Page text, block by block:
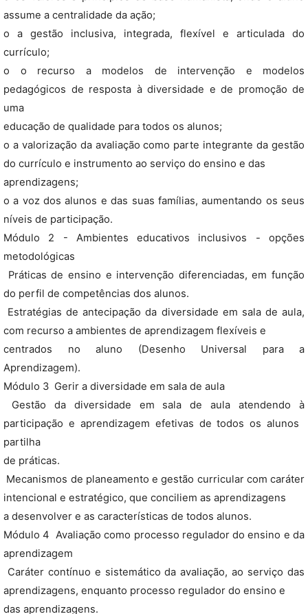
assume a centralidade da ação;
o a gestão inclusiva, integrada, flexível e articulada do
currículo;
o o recurso a modelos de intervenção e modelos
pedagógicos de resposta à diversidade e de promoção de
uma
educação de qualidade para todos os alunos;
o a valorização da avaliação como parte integrante da gestão
do currículo e instrumento ao serviço do ensino e das
aprendizagens;
o a voz dos alunos e das suas famílias, aumentando os seus
níveis de participação.
Módulo 2 - Ambientes educativos inclusivos - opções
metodológicas
 Práticas de ensino e intervenção diferenciadas, em função
do perfil de competências dos alunos.
 Estratégias de antecipação da diversidade em sala de aula,
com recurso a ambientes de aprendizagem flexíveis e
centrados no aluno (Desenho Universal para a
Aprendizagem).
Módulo 3  Gerir a diversidade em sala de aula
 Gestão da diversidade em sala de aula atendendo à
participação e aprendizagem efetivas de todos os alunos 
partilha
de práticas.
 Mecanismos de planeamento e gestão curricular com caráter
intencional e estratégico, que conciliem as aprendizagens
a desenvolver e as características de todos alunos.
Módulo 4  Avaliação como processo regulador do ensino e da
aprendizagem
 Caráter contínuo e sistemático da avaliação, ao serviço das
aprendizagens, enquanto processo regulador do ensino e
das aprendizagens.